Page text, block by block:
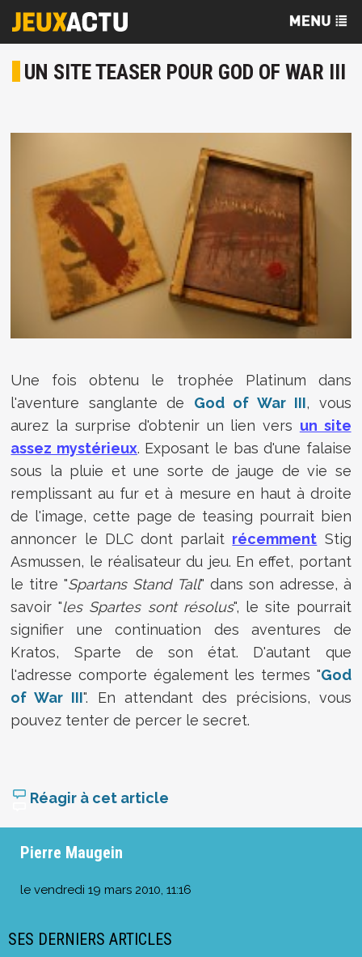
UN SITE TEASER POUR GOD OF WAR III
Une fois obtenu le trophée Platinum dans
l'aventure sanglante de God of War III, vous
aurez la surprise d'obtenir un lien vers un site
assez mystérieux. Exposant le bas d'une falaise
sous la pluie et une sorte de jauge de vie se
remplissant au fur et à mesure en haut à droite
de l'image, cette page de teasing pourrait bien
annoncer le DLC dont parlait récemment Stig
Asmussen, le réalisateur du jeu. En effet, portant
le titre "Spartans Stand Tall" dans son adresse, à
savoir "les Spartes sont résolus", le site pourrait
signifier une continuation des aventures de
Kratos, Sparte de son état. D'autant que
l'adresse comporte également les termes "God
of War III". En attendant des précisions, vous
pouvez tenter de percer le secret.
Réagir à cet article
Pierre Maugein
le vendredi 19 mars 2010, 11:16
SES DERNIERS ARTICLES